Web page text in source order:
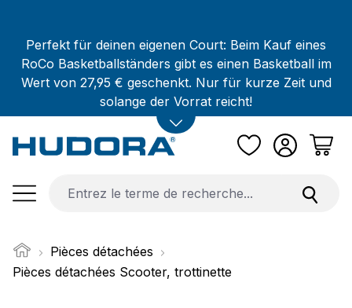
Perfekt für deinen eigenen Court: Beim Kauf eines
RoCo Basketballständers gibt es einen Basketball im
Wert von 27,95 € geschenkt. Nur für kurze Zeit und
solange der Vorrat reicht!
Pièces détachées
Pièces détachées Scooter, trottinette